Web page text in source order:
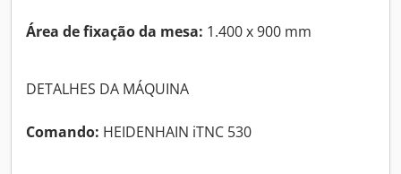
Área de fixação da mesa: 1.400 x 900 mm
DETALHES DA MÁQUINA
Comando: HEIDENHAIN iTNC 530